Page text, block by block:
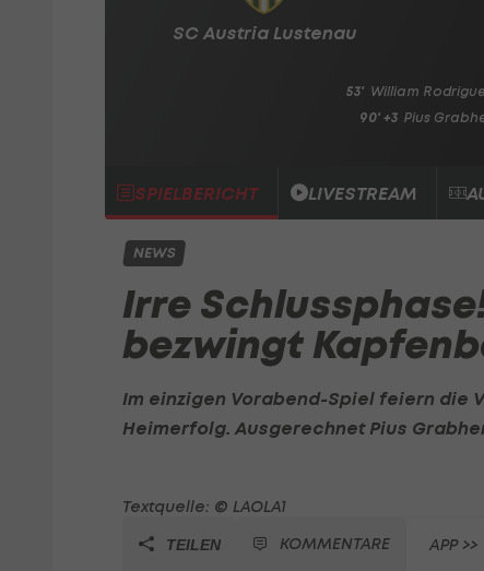
SC Austria Lustenau
53' William
90' +3 Pius
SPIELBERICHT LIVESTREAM
NEWS
Irre
bezwingt
Im einzigen Vorabend-Spiel feiern die
Heimerfolg. Ausgerechnet Pius
Textquelle: © LAOLA1
TEILEN KOMMENTARE APP >>